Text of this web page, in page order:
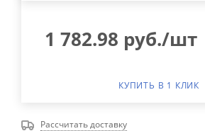
1 782.98 руб./шт
КУПИТЬ В 1 КЛИК
Рассчитать доставку